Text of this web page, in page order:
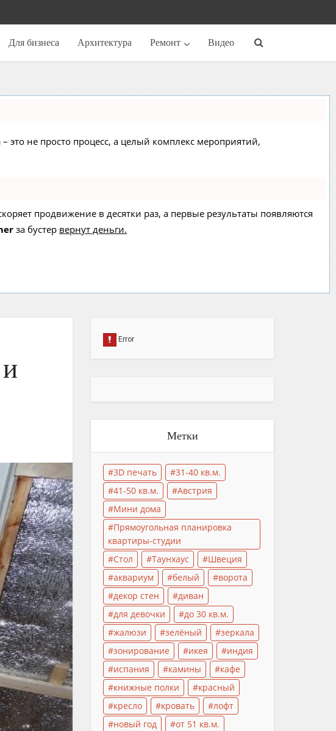
Для бизнеса Архитектура Ремонт Видео
это не просто процесс, а целый комплекс мероприятий,
продвижение в десятки раз, а первые результаты появляются
за бустер вернут деньги.
Метки
3D печать
31-40 кв.м.
41-50 кв.м.
Австрия
Мини дома
Прямоугольная планировка
квартиры-студии
Стол
Таунхаус
Швеция
аквариум
белый
ворота
декор стен
диван
для девочки
до 30 кв.м.
жалюзи
зелёный
зеркала
зонирование
икея
индия
испания
камины
кафе
книжные полки
красный
кресло
кровать
лофт
новый год
от 51 кв.м.